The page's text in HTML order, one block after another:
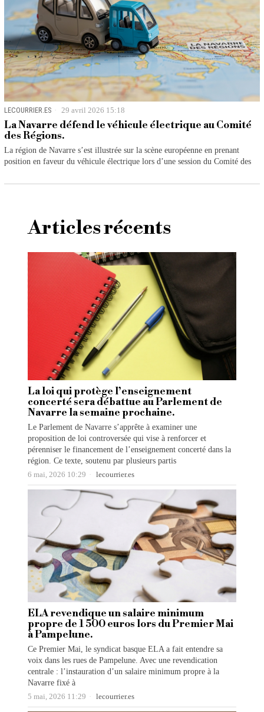
LECOURRIER.ES 29 avril 2026 15:18
La Navarre défend le véhicule électrique au Comité
des Régions.
La région de Navarre s’est illustrée sur la scène européenne en prenant
position en faveur du véhicule électrique lors d’une session du Comité des
Articles récents
La loi qui protège l’enseignement
concerté sera débattue au Parlement de
Navarre la semaine prochaine.
Le Parlement de Navarre s’apprête à examiner une
proposition de loi controversée qui vise à renforcer et
pérenniser le financement de l’enseignement concerté dans la
région. Ce texte, soutenu par plusieurs partis
6 mai, 2026 10:29 lecourrier.es
ELA revendique un salaire minimum
propre de 1 500 euros lors du Premier Mai
à Pampelune.
Ce Premier Mai, le syndicat basque ELA a fait entendre sa
voix dans les rues de Pampelune. Avec une revendication
centrale : l’instauration d’un salaire minimum propre à la
Navarre fixé à
5 mai, 2026 11:29 lecourrier.es